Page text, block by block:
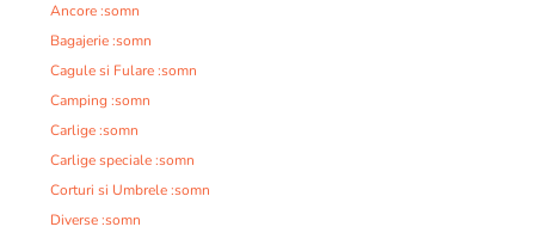
Ancore :somn
Bagajerie :somn
Cagule si Fulare :somn
Camping :somn
Carlige :somn
Carlige speciale :somn
Corturi si Umbrele :somn
Diverse :somn